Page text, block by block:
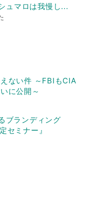
ュマロは我慢し...
ない件 ～FBIもCIA
に公開～
ブランディング
ミナー』